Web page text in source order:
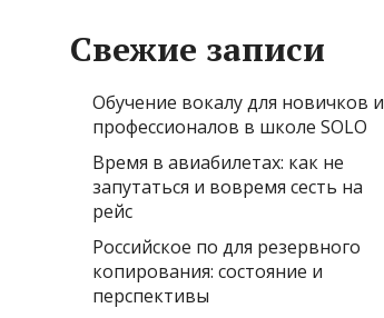
Свежие записи
Обучение вокалу для новичков и
профессионалов в школе SOLO
Время в авиабилетах: как не
запутаться и вовремя сесть на
рейс
Российское по для резервного
копирования: состояние и
перспективы